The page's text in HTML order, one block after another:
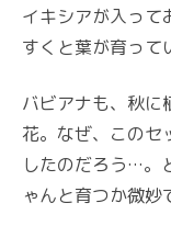
イキシアが入って
すくと葉が育って
バビアナも、秋に
花。なぜ、このセ
したのだろう…。
ゃんと育つか微妙